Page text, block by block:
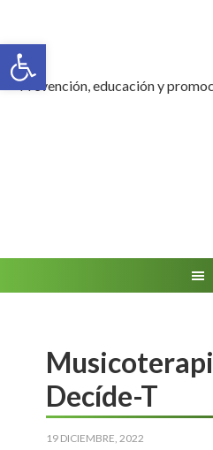
Prevención, educación y
Decíde-T
19 DICIEMBRE, 2022
Abrir barra de herramientas